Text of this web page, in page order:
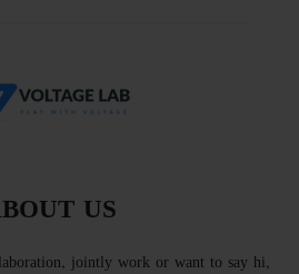
US
jointly work or want to say hi,